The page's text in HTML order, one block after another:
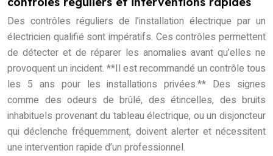
Des contrôles réguliers de l’installation électrique par un
électricien qualifié sont impératifs. Ces contrôles permettent
de détecter et de réparer les anomalies avant qu’elles ne
provoquent un incident. **Il est recommandé un contrôle tous
les 5 ans pour les installations privées.** Des signes
comme des odeurs de brûlé, des étincelles, des bruits
inhabituels provenant du tableau électrique, ou un disjoncteur
qui déclenche fréquemment, doivent alerter et nécessitent
une intervention rapide d’un professionnel.